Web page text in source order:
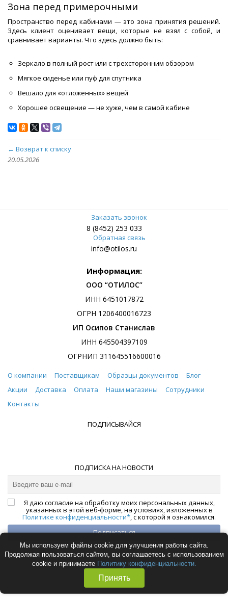
Зона перед примерочными
Пространство перед кабинами — это зона принятия решений.
Здесь клиент оценивает вещи, которые не взял с собой, и
сравнивает варианты. Что здесь должно быть:
Зеркало в полный рост или с трехсторонним обзором
Мягкое сиденье или пуф для спутника
Вешало для «отложенных» вещей
Хорошее освещение — не хуже, чем в самой кабине
← Возврат к списку
20.05.2026
Заказать звонок
8 (8452) 253 033
Обратная связь
info@otilos.ru
Информация:
ООО “ОТИЛОС”
ИНН 6451017872
ОГРН 1206400016723
ИП Осипов Станислав
ИНН 645504397109
ОГРНИП 311645516600016
О компании Поставщикам Образцы документов
Блог
Акции
Доставка Оплата Наши магазины
Сотрудники
Контакты
ПОДПИСЫВАЙСЯ
ПОДПИСКА НА НОВОСТИ
Я даю согласие на обработку моих персональных данных,
указанных в этой веб-форме, на условиях, изложенных в
Политике конфиденциальности*, с которой я ознакомился.
Подписаться
© 2012-2026 «Отилос»
Мы используем файлы cookie для улучшения работы сайта.
Продолжая пользоваться сайтом, вы соглашаетесь с использованием
cookie и принимаете Политику конфиденциальности.
Принять